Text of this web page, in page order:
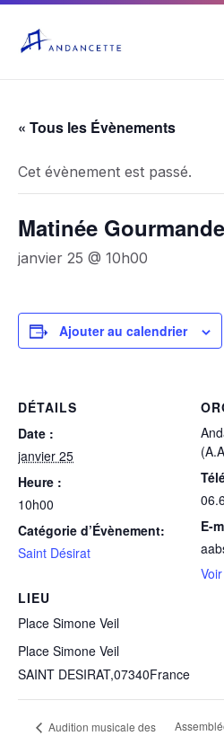
« Tous les Évènements
Cet évènement est passé.
Matinée Gourmande
janvier 25 @ 10h00
Ajouter au calendrier
DÉTAILS
Date :
janvier 25
Heure :
10h00
Catégorie d’Évènement:
Saint Désirat
LIEU
Place Simone Veil
Place Simone Veil
SAINT DESIRAT,07340France
E-
Audition musicale des